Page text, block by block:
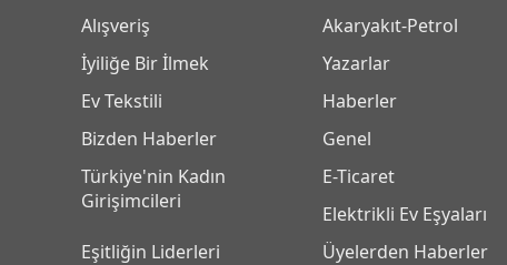
Alışveriş
Akaryakıt-Petrol
İyiliğe Bir İlmek
Yazarlar
Ev Tekstili
Haberler
Bizden Haberler
Genel
Türkiye'nin Kadın
Girişimcileri
E-Ticaret
Elektrikli Ev Eşyaları
Eşitliğin Liderleri
Üyelerden Haberler